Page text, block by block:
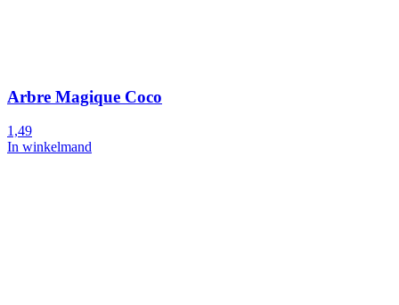
Arbre Magique Coco
1,49
In winkelmand